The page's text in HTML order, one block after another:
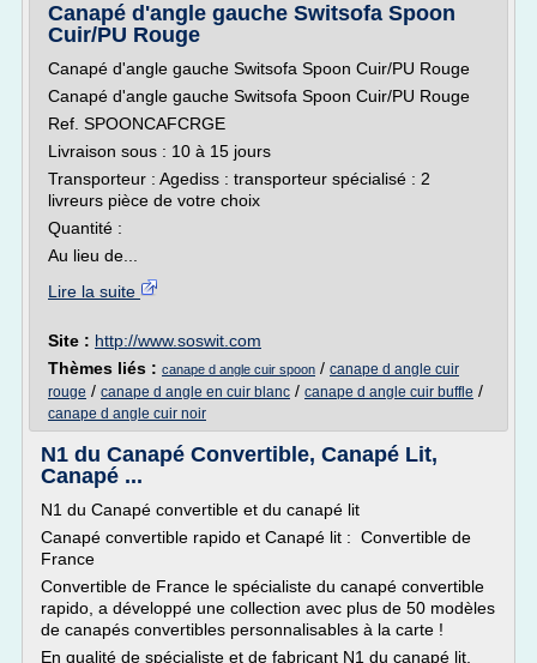
Canapé d'angle gauche Switsofa Spoon
Cuir/PU Rouge
Canapé d'angle gauche Switsofa Spoon Cuir/PU Rouge
Canapé d'angle gauche Switsofa Spoon Cuir/PU Rouge
Ref. SPOONCAFCRGE
Livraison sous : 10 à 15 jours
Transporteur : Agediss : transporteur spécialisé : 2
livreurs pièce de votre choix
Quantité :
Au lieu de...
Lire la suite
Site : http://www.soswit.com
Thèmes liés : canape d angle cuir spoon / canape d angle cuir
rouge / canape d angle en cuir blanc / canape d angle cuir buffle /
canape d angle cuir noir
N1 du Canapé Convertible, Canapé Lit,
Canapé ...
N1 du Canapé convertible et du canapé lit
Canapé convertible rapido et Canapé lit : Convertible de
France
Convertible de France le spécialiste du canapé convertible
rapido, a développé une collection avec plus de 50 modèles
de canapés convertibles personnalisables à la carte !
En qualité de spécialiste et de fabricant N1 du canapé lit,